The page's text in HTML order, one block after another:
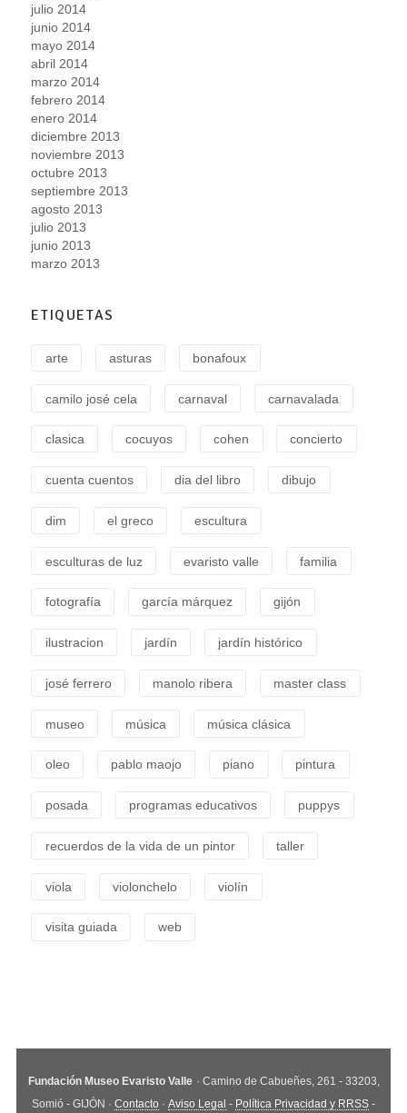
julio 2014
junio 2014
mayo 2014
abril 2014
marzo 2014
febrero 2014
enero 2014
diciembre 2013
noviembre 2013
octubre 2013
septiembre 2013
agosto 2013
julio 2013
junio 2013
marzo 2013
ETIQUETAS
arte asturas bonafoux
camilo josé cela carnaval carnavalada
clasica cocuyos cohen concierto
cuenta cuentos dia del libro dibujo
dim el greco escultura
esculturas de luz evaristo valle familia
fotografía garcía márquez gijón
ilustracion jardín jardín histórico
josé ferrero manolo ribera master class
museo música música clásica
oleo pablo maojo piano pintura
posada programas educativos puppys
recuerdos de la vida de un pintor taller
viola violonchelo violín
visita guiada web
Fundación Museo Evaristo Valle · Camino de Cabueñes, 261 - 33203,
Somió - GIJÓN · Contacto · Aviso Legal - Política Privacidad y RRSS -